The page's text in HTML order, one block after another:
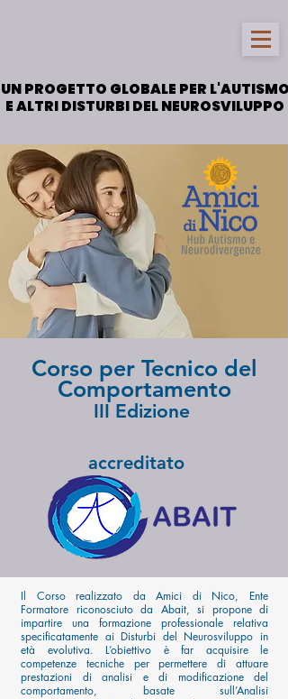
UN PROGETTO GLOBALE PER L'AUTISMO
E ALTRI DISTURBI DEL NEUROSVILUPPO
UN PROGETTO GLOBALE PER L'AUTISMO
E ALTRI DISTURBI DEL NEUROSVILUPPO
Corso per Tecnico del
Comportamento
III Edizione
accreditato
Il Corsorealizzato da Amici di Nico, Ente
Formatore riconosciuto da Abait, si propone di
impartire una formazione professionale relativa
specificatamente ai Disturbi del Neurosviluppo in
età evolutiva. L’obiettivo è far acquisire le
competenze tecniche per permettere di attuare
prestazioni di analisi e di modificazione del
comportamento, basate sull’Analisi